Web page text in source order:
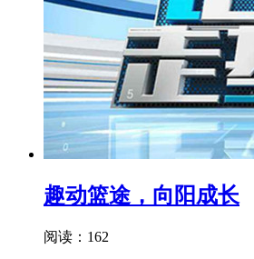
趣动篮途，向阳成长
阅读：162